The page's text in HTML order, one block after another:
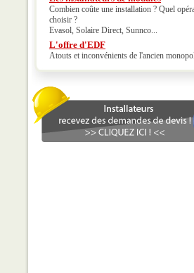
Combien coûte une installation ? Quel
choisir ?
Evasol, Solaire Direct, Sunnco...
L'offre d'EDF
Atouts et inconvénients de l'ancien